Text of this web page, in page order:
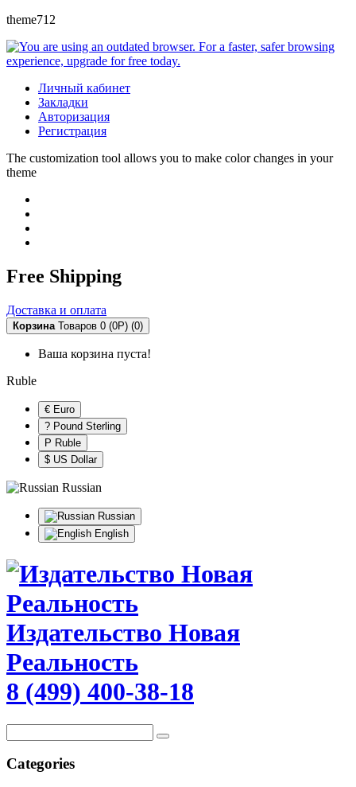
theme712
Личный кабинет
Закладки
Авторизация
Регистрация
The customization tool allows you to make color changes in your
theme
Free Shipping
Доставка и оплата
Корзина Товаров 0 (0Р) (0)
Ваша корзина пуста!
Ruble
€ Euro
? Pound Sterling
Р Ruble
$ US Dollar
Russian
Russian
English
Издательство Новая
Реальность
8 (499) 400-38-18
Categories